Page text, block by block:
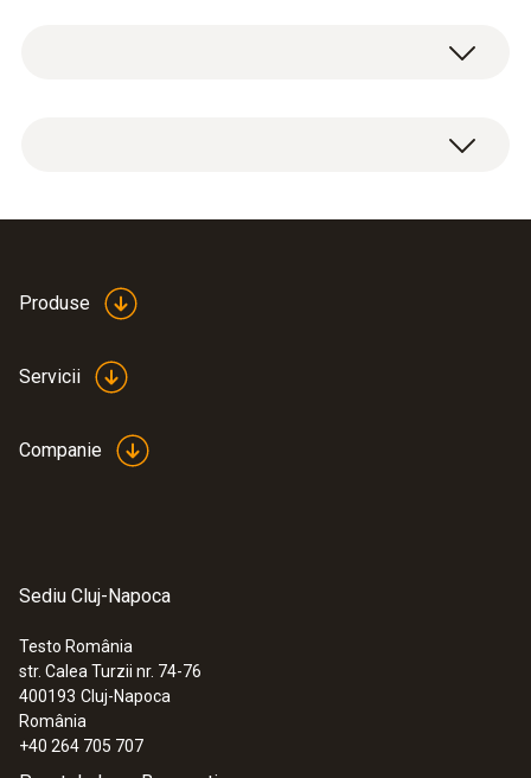
Black
Conexiune
Interfață
data bus
Greutate
264 g
:0632 3510
testo 350 - Unitate de analiză pentru
analizor pentru gaze de ardere şi emisii
Produse
Servicii
Companie
Sediu Cluj-Napoca
Testo România
str. Calea Turzii nr. 74-76
400193 Cluj-Napoca
România
+40 264 705 707